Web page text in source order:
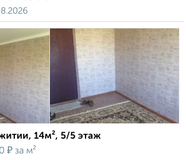
14м², 5/5 этаж
₽ за м²